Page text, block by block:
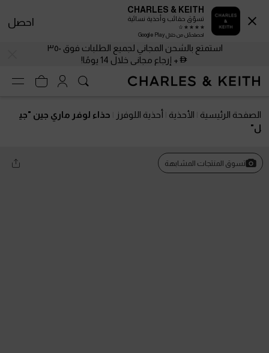
استمتع بالشحن المجاني لجميع الطلبات فوق ٣٥٠
+ إرجاع مجاني خلال 14 يومًا!
الصفحة الرئيسية الأحذية أحذية اللوفرز
حذاء لوفر ماري جين "جي
ل"
تسوق المنتجات المشابهة
CHARLES & KEITH
تسوّق حقائب وأحذية نسائية
احصلحمّل من خلال Google Play
احصل